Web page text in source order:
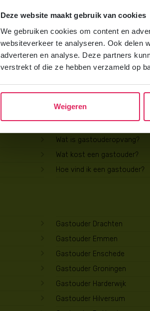
Deze website maakt gebruik van cookies
We gebruiken cookies om content en
websiteverkeer te analyseren. Ook delen
adverteren en analyse. Deze partners
verstrekt of die ze hebben verzameld op
Weigeren
Wat is gastouderopvang?
Wat kost een gastouder?
Hoe vind ik een gastouder?
Gastouder Drachten
Gastouder Emmen
Gastouder Enschede
Gastouder Groningen
Gastouder Harderwijk
Gastouder Hilversum